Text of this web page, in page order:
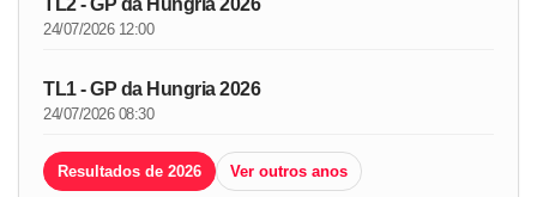
24/07/2026 12:00
TL1 - GP da Hungria 2026
24/07/2026 08:30
Resultados de 2026 Ver outros anos